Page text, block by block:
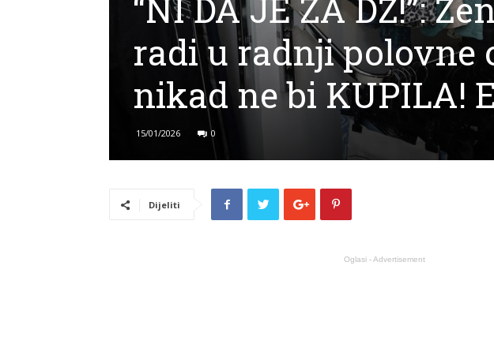
“NI DA JE ZA DŽ!”:
radi u radnji polovne
nikad ne bi KUPILA!
15/01/2026 0
Dijeliti
Oglasi - Advertisement